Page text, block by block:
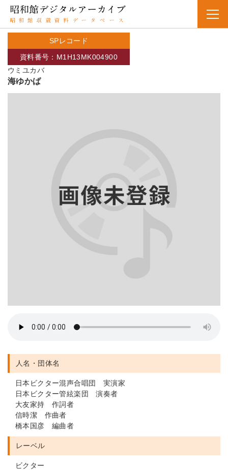
SPレコード
ウミユカバ
資料番号：M1H13MK004900
海ゆかば
人名・団体名
日本ビクター混声合唱団 実演家
日本ビクター管絃楽団 演奏者
大友家持 作詞者
信時潔 作曲者
橋本国彦 編曲者
レーベル
ビクター